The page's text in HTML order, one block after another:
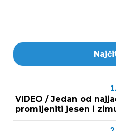
1.
VIDEO / Jedan od
promijeniti jesen i